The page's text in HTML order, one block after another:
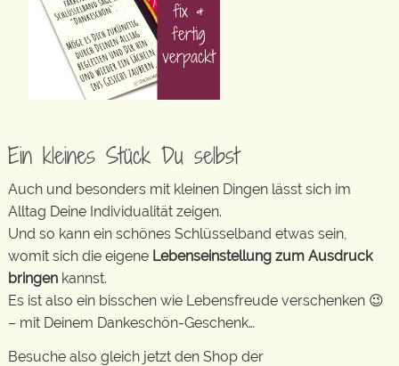
Ein kleines Stück Du selbst
Auch und besonders mit kleinen Dingen lässt sich im
Alltag Deine Individualität zeigen.
Und so kann ein schönes Schlüsselband etwas sein,
womit sich die eigene Lebenseinstellung zum Ausdruck
bringen kannst.
Es ist also ein bisschen wie Lebensfreude verschenken 😉
– mit Deinem Dankeschön-Geschenk…
Besuche also gleich jetzt den Shop der